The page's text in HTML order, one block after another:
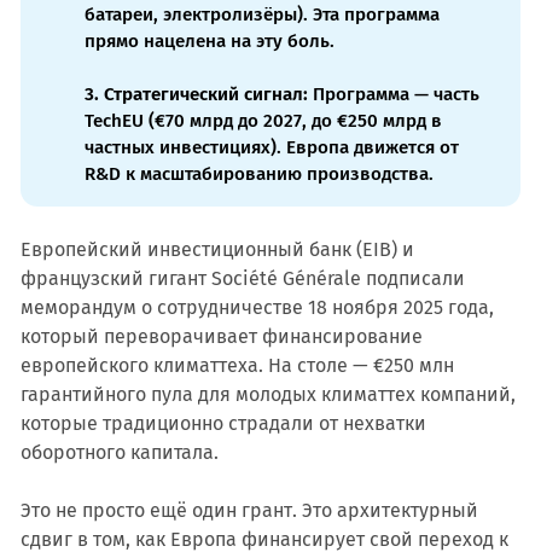
батареи, электролизёры). Эта программа
прямо нацелена на эту боль.
3. Стратегический сигнал: Программа — часть
TechEU (€70 млрд до 2027, до €250 млрд в
частных инвестициях). Европа движется от
R&D к масштабированию производства.
Европейский инвестиционный банк (EIB) и
французский гигант Société Générale подписали
меморандум о сотрудничестве 18 ноября 2025 года,
который переворачивает финансирование
европейского климаттеха. На столе — €250 млн
гарантийного пула для молодых климаттех компаний,
которые традиционно страдали от нехватки
оборотного капитала.
Это не просто ещё один грант. Это архитектурный
сдвиг в том, как Европа финансирует свой переход к